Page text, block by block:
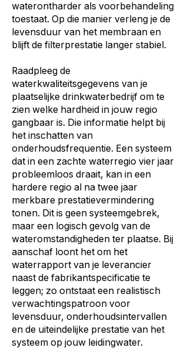
waterontharder als voorbehandeling
toestaat. Op die manier verleng je de
levensduur van het membraan en
blijft de filterprestatie langer stabiel.
Raadpleeg de
waterkwaliteitsgegevens van je
plaatselijke drinkwaterbedrijf om te
zien welke hardheid in jouw regio
gangbaar is. Die informatie helpt bij
het inschatten van
onderhoudsfrequentie. Een systeem
dat in een zachte waterregio vier jaar
probleemloos draait, kan in een
hardere regio al na twee jaar
merkbare prestatievermindering
tonen. Dit is geen systeemgebrek,
maar een logisch gevolg van de
wateromstandigheden ter plaatse. Bij
aanschaf loont het om het
waterrapport van je leverancier
naast de fabrikantspecificatie te
leggen; zo ontstaat een realistisch
verwachtingspatroon voor
levensduur, onderhoudsintervallen
en de uiteindelijke prestatie van het
systeem op jouw leidingwater.